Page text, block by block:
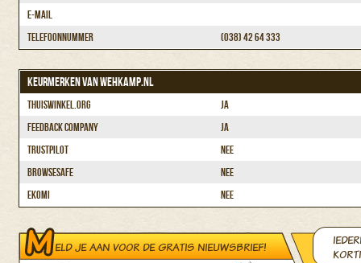
E-mail
Telefoonnummer
(038) 42 64 333
KEURMERKEN VAN WEHKAMP.NL
Thuiswinkel.org
Ja
Feedback Company
Ja
Trustpilot
Nee
BrowseSafe
Nee
Ekomi
Nee
ELD JE AAN VOOR DE GRATIS NIEUWSBRIEF!